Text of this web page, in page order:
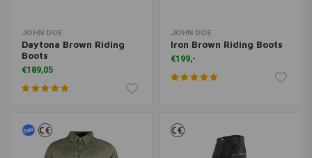
JOHN DOE
Daytona Brown Riding
Boots
€189,05
JOHN DOE
Iron Brown Riding Boots
€199,-